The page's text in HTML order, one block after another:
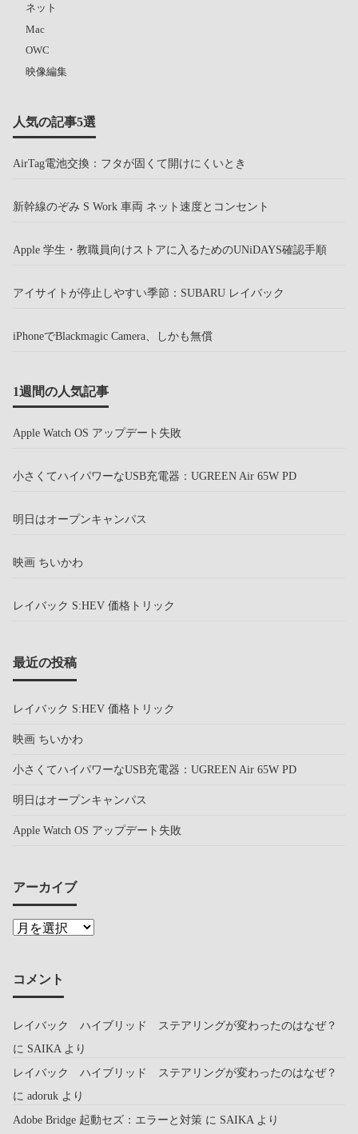
ネット
Mac
OWC
映像編集
人気の記事5選
AirTag電池交換：フタが固くて開けにくいとき
新幹線のぞみ S Work 車両 ネット速度とコンセント
Apple 学生・教職員向けストアに入るためのUNiDAYS確認手順
アイサイトが停止しやすい季節：SUBARU レイバック
iPhoneでBlackmagic Camera、しかも無償
1週間の人気記事
Apple Watch OS アップデート失敗
小さくてハイパワーなUSB充電器：UGREEN Air 65W PD
明日はオープンキャンパス
映画 ちいかわ
レイバック S:HEV 価格トリック
最近の投稿
レイバック S:HEV 価格トリック
映画 ちいかわ
小さくてハイパワーなUSB充電器：UGREEN Air 65W PD
明日はオープンキャンパス
Apple Watch OS アップデート失敗
アーカイブ
コメント
レイバック ハイブリッド ステアリングが変わったのはなぜ？
に SAIKA より
レイバック ハイブリッド ステアリングが変わったのはなぜ？
に adoruk より
Adobe Bridge 起動セズ：エラーと対策 に SAIKA より